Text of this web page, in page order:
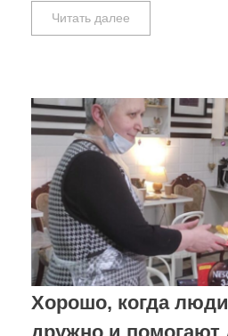
Читать далее
Хорошо, когда